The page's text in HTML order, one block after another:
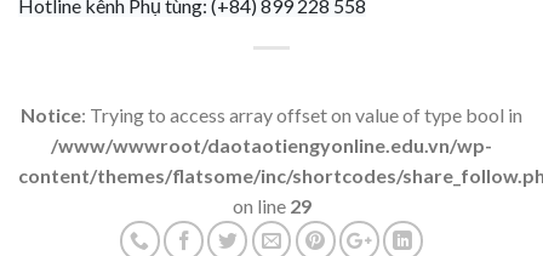
Hotline kênh Phụ tùng: (+84) 899 228 558
Notice: Trying to access array offset on value of type bool in
/www/wwwroot/daotaotiengyonline.edu.vn/wp-
content/themes/flatsome/inc/shortcodes/
on line 29